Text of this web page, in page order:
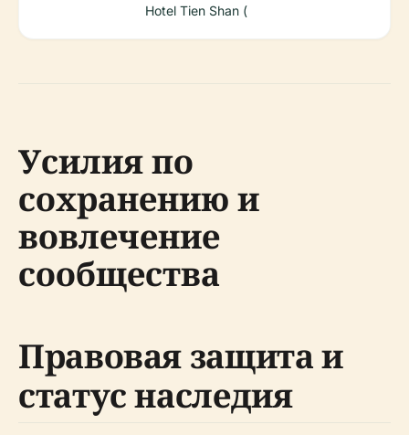
Hotel Tien Shan (
Усилия по
сохранению и
вовлечение
сообщества
Правовая защита и
статус наследия